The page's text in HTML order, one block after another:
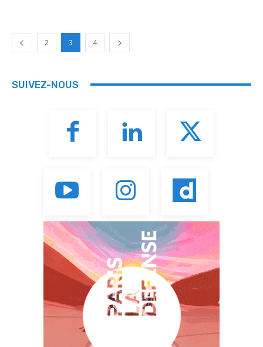
2 3 4
SUIVEZ-NOUS